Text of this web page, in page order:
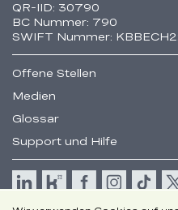
QR-IID: 30790
BC Nummer: 790
SWIFT Nummer:
Offene Stellen
Medien
Glossar
Support und Hilfe